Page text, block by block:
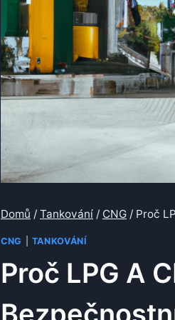
Domů / Tankování / CNG / Proč
CNG TANKOVÁNÍ
Proč LPG A